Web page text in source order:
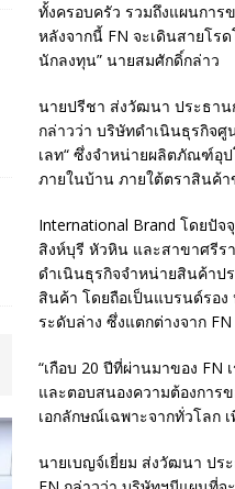
ทั้งครอบครัว รวมถึงแผนการ
หลังจากนี้ FN จะเดินสายโร
นักลงทุน” นายสมศักดิ์กล่าว
นายปรีชา ส่งวัฒนา ประธาน
กล่าวว่า บริษัทดำเนินธุรกิจศู
เลท“ ซึ่งจำหน่ายผลิตภัณฑ์อุป
ภายในบ้าน ภายใต้ตราสินค้
International Brand โดยปั
สิงห์บุรี หัวหิน และสาขาศรีร
ดำเนินธุรกิจจำหน่ายสินค้าป
สินค้า โดยถือเป็นแบรนด์รอง
ระดับล่าง ซึ่งแตกต่างจาก
“เกือบ 20 ปีที่ผ่านมาของ FN
และตอบสนองความต้องการ
เอกลักษณ์เฉพาะจากทั่วโลก
นายเบญจ์เยี่ยม ส่งวัฒนา ปร